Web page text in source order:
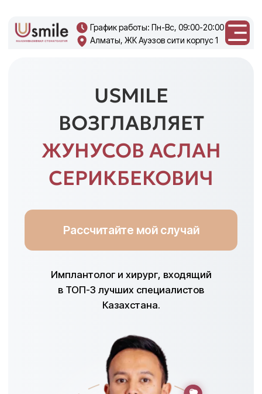
Алматы, ЖК Ауэзов сити корпус 1
ВОЗГЛАВЛЯЕТ
ЖУНУСОВ АСЛАН
СЕРИКБЕКОВИЧ